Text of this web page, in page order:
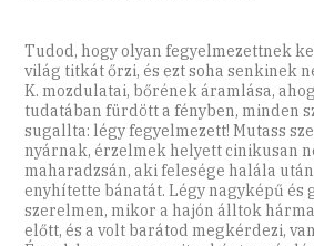
Tudod, hogy olyan fegyelmezettnek
világ titkát őrzi, és ezt soha senkinek
K. mozdulatai, bőrének áramlása,
tudatában fürdött a fényben, minden
sugallta: légy fegyelmezett! Mutass
nyárnak, érzelmek helyett cinikusan
maharadzsán, aki felesége halála
enyhítette bánatát. Légy nagyképű és
szerelmen, mikor a hajón álltok
előtt, és a volt barátod megkérdezi,